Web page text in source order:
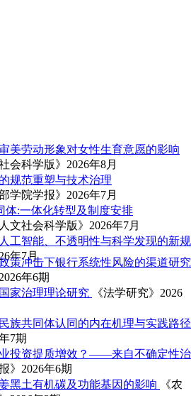
美劳动形象对女性生育意愿的影响
会科学版》2026年8月
规范重塑与技术治理
学院学报》2026年7月
体:一体化转型及制度安排
文社会科学版》2026年7月
工智能、不透明性与科学发现的新
年7月
策冲击下银行系统性风险的渠道研究
年6期
家治理理论研究
《法学研究》2026
族共同体认同的内在机理与实践路径
7期
投资提质增效？——来自不确定性
》2026年6期
黑土有机碳及功能基因的影响
《农